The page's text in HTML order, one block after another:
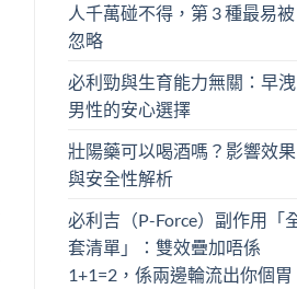
人千萬碰不得，第 3 種最易被
忽略
必利勁與生育能力無關：早洩
男性的安心選擇
壯陽藥可以喝酒嗎？影響效果
與安全性解析
必利吉（P-Force）副作用「
套清單」：雙效疊加唔係
1+1=2，係兩邊輪流出你個胃